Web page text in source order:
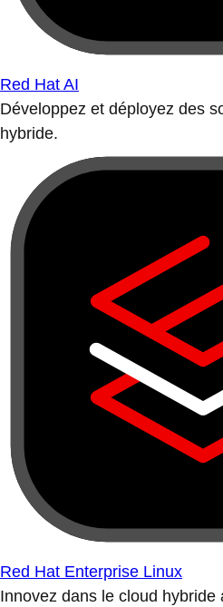
Red Hat AI
Développez et déployez des
hybride.
Red Hat Enterprise Linux
Innovez dans le cloud hybride